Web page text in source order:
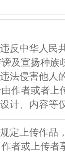
反中华人民
及宣扬种族
法侵害他人
作者或者上
计、内容等
定上传作品
者或上传者